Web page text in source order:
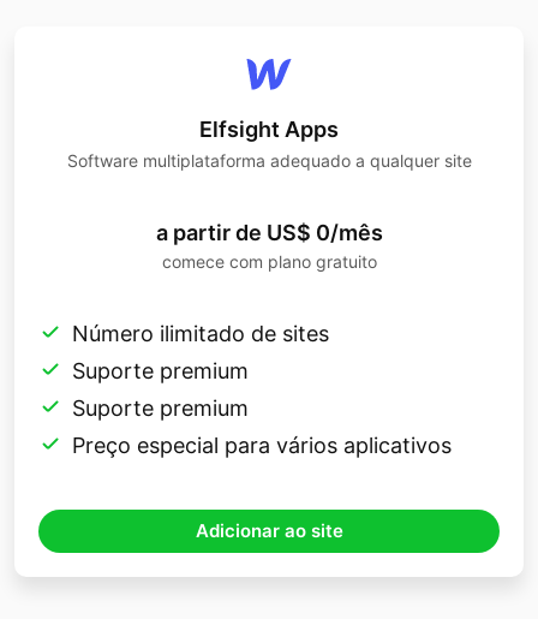
Elfsight Apps
Software multiplataforma adequado a qualquer site
a partir de US$ 0/mês
comece com plano gratuito
Número ilimitado de sites
Suporte premium
Suporte premium
Preço especial para vários aplicativos
Adicionar ao site